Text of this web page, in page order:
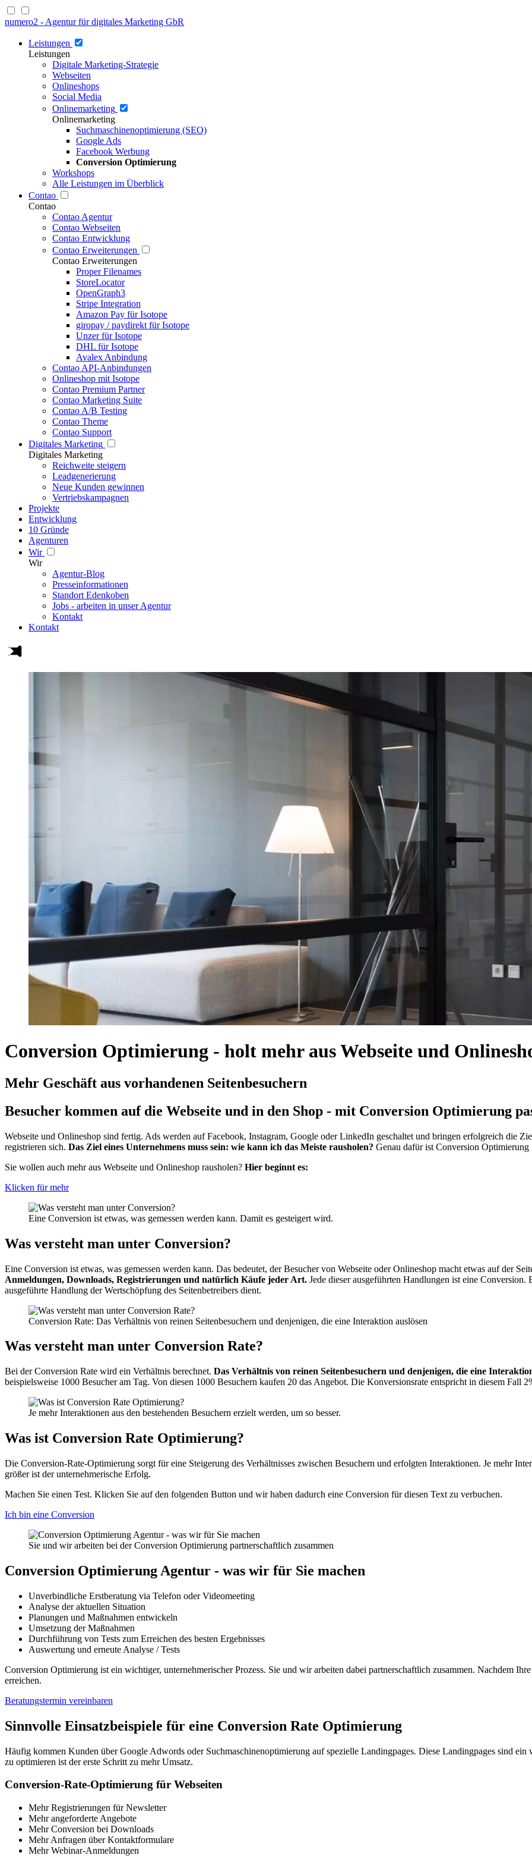
numero2 - Agentur für digitales Marketing GbR
Leistungen
Leistungen
Digitale Marketing-Strategie
Webseiten
Onlineshops
Social Media
Onlinemarketing
Onlinemarketing
Suchmaschinenoptimierung (SEO)
Google Ads
Facebook Werbung
Conversion Optimierung
Workshops
Alle Leistungen im Überblick
Contao
Contao
Contao Agentur
Contao Webseiten
Contao Entwicklung
Contao Erweiterungen
Contao Erweiterungen
Proper Filenames
StoreLocator
OpenGraph3
Stripe Integration
Amazon Pay für Isotope
giropay / paydirekt für Isotope
Unzer für Isotope
DHL für Isotope
Avalex Anbindung
Contao API-Anbindungen
Onlineshop mit Isotope
Contao Premium Partner
Contao Marketing Suite
Contao A/B Testing
Contao Theme
Contao Support
Digitales Marketing
Digitales Marketing
Reichweite steigern
Leadgenerierung
Neue Kunden gewinnen
Vertriebskampagnen
Projekte
Entwicklung
10 Gründe
Agenturen
Wir
Wir
Agentur-Blog
Presseinformationen
Standort Edenkoben
Jobs - arbeiten in unser Agentur
Kontakt
Kontakt
Conversion Optimierung - holt mehr aus Webseite und
Mehr Geschäft aus vorhandenen Seitenbesuchern
Besucher kommen auf die Webseite und in den Shop - mit Conversion Optimierung
Webseite und Onlineshop sind fertig. Ads werden auf Facebook, Instagram, Google oder LinkedIn geschaltet und bringen erfolgreich die
registrieren sich. Das Ziel eines Unternehmens muss sein: wie kann ich das Meiste rausholen? Genau dafür ist Conversion Optimierung
Sie wollen auch mehr aus Webseite und Onlineshop rausholen? Hier beginnt es:
Klicken für mehr
Eine Conversion ist etwas, was gemessen werden kann. Damit es gesteigert wird.
Was versteht man unter Conversion?
Eine Conversion ist etwas, was gemessen werden kann. Das bedeutet, der Besucher von Webseite oder Onlineshop macht etwas auf der
Anmeldungen, Downloads, Registrierungen und natürlich Käufe jeder Art. Jede dieser ausgeführten Handlungen ist eine
ausgeführte Handlung der Wertschöpfung des Seitenbetreibers dient.
Conversion Rate: Das Verhältnis von reinen Seitenbesuchern und denjenigen, die eine Interaktion auslösen
Was versteht man unter Conversion Rate?
Bei der Conversion Rate wird ein Verhältnis berechnet. Das Verhältnis von reinen Seitenbesuchern und denjenigen, die eine
beispielsweise 1000 Besucher am Tag. Von diesen 1000 Besuchern kaufen 20 das Angebot. Die Konversionsrate entspricht in diesem Fall
Je mehr Interaktionen aus den bestehenden Besuchern erzielt werden, um so besser.
Was ist Conversion Rate Optimierung?
Die Conversion-Rate-Optimierung sorgt für eine Steigerung des Verhältnisses zwischen Besuchern und erfolgten Interaktionen. Je mehr
größer ist der unternehmerische Erfolg.
Machen Sie einen Test. Klicken Sie auf den folgenden Button und wir haben dadurch eine Conversion für diesen Text zu verbuchen.
Ich bin eine Conversion
Sie und wir arbeiten bei der Conversion Optimierung partnerschaftlich zusammen
Conversion Optimierung Agentur - was wir für Sie machen
Unverbindliche Erstberatung via Telefon oder Videomeeting
Analyse der aktuellen Situation
Planungen und Maßnahmen entwickeln
Umsetzung der Maßnahmen
Durchführung von Tests zum Erreichen des besten Ergebnisses
Auswertung und erneute Analyse / Tests
Conversion Optimierung ist ein wichtiger, unternehmerischer Prozess. Sie und wir arbeiten dabei partnerschaftlich zusammen. Nachdem
erreichen.
Beratungstermin vereinbaren
Sinnvolle Einsatzbeispiele für eine Conversion Rate Optimierung
Häufig kommen Kunden über Google Adwords oder Suchmaschinenoptimierung auf spezielle Landingpages. Diese Landingpages sind
zu optimieren ist der erste Schritt zu mehr Umsatz.
Conversion-Rate-Optimierung für Webseiten
Mehr Registrierungen für Newsletter
Mehr angeforderte Angebote
Mehr Conversion bei Downloads
Mehr Anfragen über Kontaktformulare
Mehr Webinar-Anmeldungen